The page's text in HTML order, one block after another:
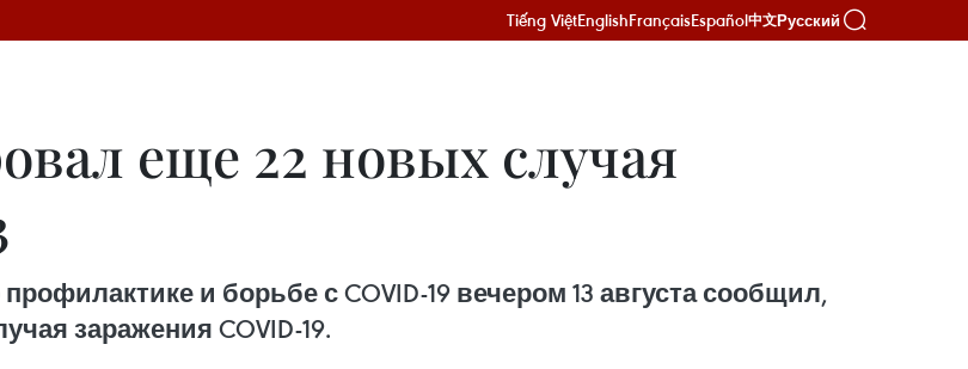
Tiếng ViệtEnglishFrançaisEspañol中文Русский
еще 22 новых случая
и борьбе с COVID-19 вечером 13 августа сообщил,
заражения COVID-19.